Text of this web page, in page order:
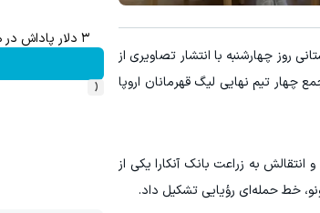
روز چهارشنبه با انتشار تصاویری از
چهار تیم نهایی لیگ قهرمانان اروپا
۲۰۲۴ تصمیم گرفت راهی ترکیه شود و انتقالش به زراعت بانک آنکارا یکی از
خط حمله‌ای رؤیایی تشکیل داد.
۳ دلار پاداش در هر لات معاملاتی در بروکر اینوسلو
‹